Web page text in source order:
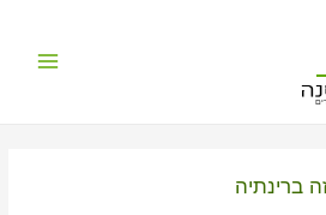
ברינתיה